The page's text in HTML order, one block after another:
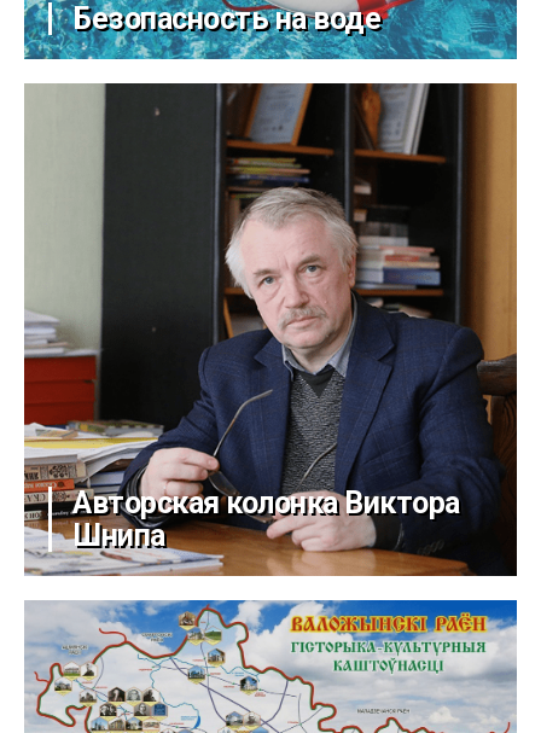
Безопасность на воде
Авторская колонка Виктора
Шнипа